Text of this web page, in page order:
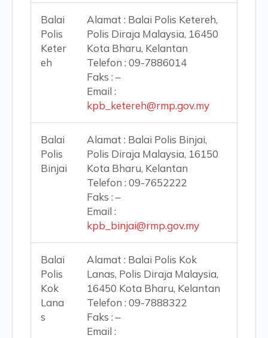
Balai
Polis
Keter
eh
Alamat : Balai Polis Ketereh,
Polis Diraja Malaysia, 16450
Kota Bharu, Kelantan
Telefon : 09-7886014
Faks : –
Email :
kpb_ketereh@rmp.gov.my
Balai
Polis
Binjai
Alamat : Balai Polis Binjai,
Polis Diraja Malaysia, 16150
Kota Bharu, Kelantan
Telefon : 09-7652222
Faks : –
Email :
kpb_binjai@rmp.gov.my
Balai
Polis
Kok
Lana
s
Alamat : Balai Polis Kok
Lanas, Polis Diraja Malaysia,
16450 Kota Bharu, Kelantan
Telefon : 09-7888322
Faks : –
Email :